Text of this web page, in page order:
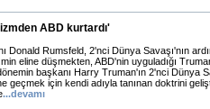
ABD kurtardı'
Donald Rumsfeld, 2'nci Dünya Savaşı'nın
eline düşmekten, ABD'nin uyguladığı
başkanı Harry Truman'ın 2'nci Dünya
geçmek için kendi adıyla tanınan doktrini
...devamı